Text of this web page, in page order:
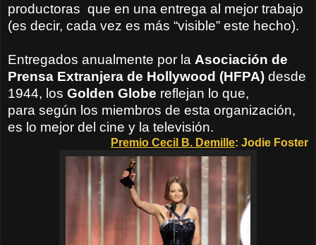
productoras que en una entrega al mejor trabajo
(es decir, cada vez es más “visible” este hecho).
Entregados anualmente por la Asociación de
Prensa Extranjera de Hollywood (HFPA) desde
1944, los Golden Globe reflejan lo que,
para según los miembros de esta organización,
es lo mejor del cine y la televisión.
Premio Cecil B. Demille: Jodie Foster